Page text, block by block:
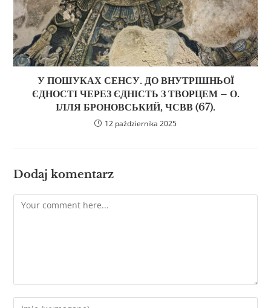
У ПОШУКАХ СЕНСУ. ДО ВНУТРІШНЬОЇ
ЄДНОСТІ ЧЕРЕЗ ЄДНІСТЬ З ТВОРЦЕМ – О.
ІЛЛЯ БРОНОВСЬКИЙ, ЧСВВ (67).
12 października 2025
Dodaj komentarz